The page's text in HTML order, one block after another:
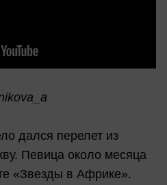
дался перелет из
Певица около месяца
«Звезды в Африке».